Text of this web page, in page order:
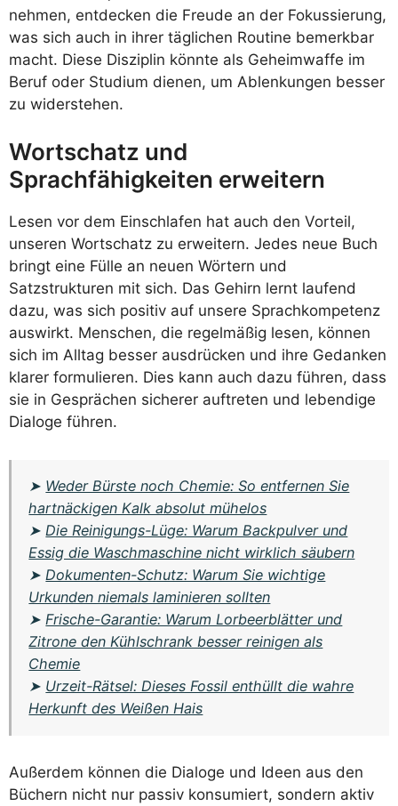
nehmen, entdecken die Freude an der Fokussierung,
was sich auch in ihrer täglichen Routine bemerkbar
macht. Diese Disziplin könnte als Geheimwaffe im
Beruf oder Studium dienen, um Ablenkungen besser
zu widerstehen.
Wortschatz und
Sprachfähigkeiten erweitern
Lesen vor dem Einschlafen hat auch den Vorteil,
unseren Wortschatz zu erweitern. Jedes neue Buch
bringt eine Fülle an neuen Wörtern und
Satzstrukturen mit sich. Das Gehirn lernt laufend
dazu, was sich positiv auf unsere Sprachkompetenz
auswirkt. Menschen, die regelmäßig lesen, können
sich im Alltag besser ausdrücken und ihre Gedanken
klarer formulieren. Dies kann auch dazu führen, dass
sie in Gesprächen sicherer auftreten und lebendige
Dialoge führen.
➤ Weder Bürste noch Chemie: So entfernen Sie
hartnäckigen Kalk absolut mühelos
➤Die Reinigungs-Lüge: Warum Backpulver und
Essig die Waschmaschine nicht wirklich säubern
➤Dokumenten-Schutz: Warum Sie wichtige
Urkunden niemals laminieren sollten
➤Frische-Garantie: Warum Lorbeerblätter und
Zitrone den Kühlschrank besser reinigen als
Chemie
➤ Urzeit-Rätsel: Dieses Fossil enthüllt die wahre
Herkunft des Weißen Hais
Außerdem können die Dialoge und Ideen aus den
Büchern nicht nur passiv konsumiert, sondern aktiv